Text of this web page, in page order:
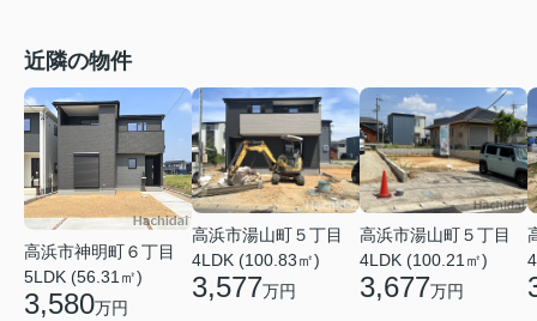
近隣の物件
高浜市神明町６丁目
5LDK (56.31㎡)
3,580万円
高浜市湯山町５丁目
4LDK (100.83㎡)
3,577万円
高浜市湯山町５丁目
4LDK (100.21㎡)
3,677万円